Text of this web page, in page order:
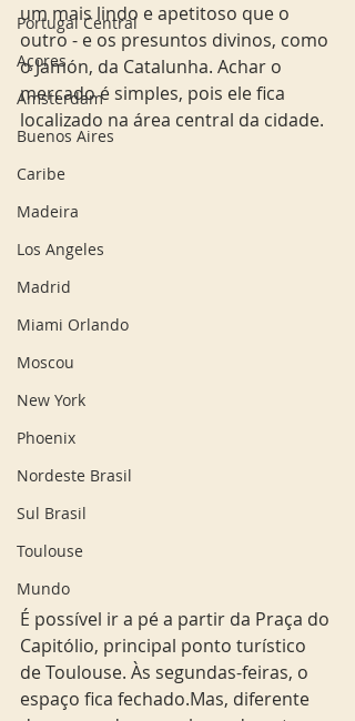
Portugal Central
Açores
Amsterdam
Buenos Aires
Caribe
Madeira
Los Angeles
Madrid
Miami Orlando
Moscou
New York
Phoenix
Nordeste Brasil
Sul Brasil
Toulouse
Mundo
um mais lindo e apetitoso que o
outro - e os presuntos divinos, como
o Jamón, da Catalunha. Achar o
mercado é simples, pois ele fica
localizado na área central da cidade.
É possível ir a pé a partir da Praça do
Capitólio, principal ponto turístico
de Toulouse. Às segundas-feiras, o
espaço fica fechado.Mas, diferente